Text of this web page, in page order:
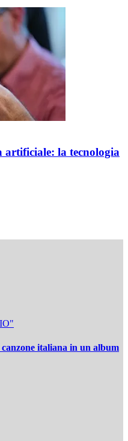
artificiale: la tecnologia
italiana in un album